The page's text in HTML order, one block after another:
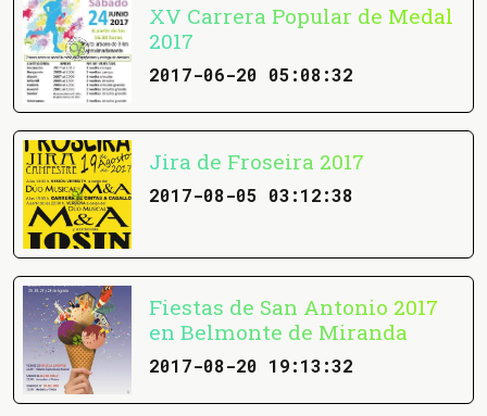
XV Carrera Popular de Medal
2017
2017-06-20 05:08:32
Jira de Froseira 2017
2017-08-05 03:12:38
Fiestas de San Antonio 2017
en Belmonte de Miranda
2017-08-20 19:13:32